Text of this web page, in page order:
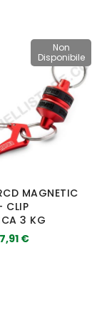
Non
Disponibile
MAGNETIC
CLIP
3 KG
€